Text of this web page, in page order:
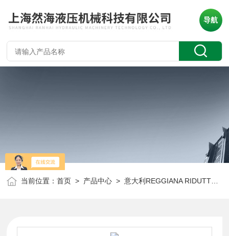
导航
当前位置：首页 > 产品中心 >意大利REGGIANA RIDUTTORI